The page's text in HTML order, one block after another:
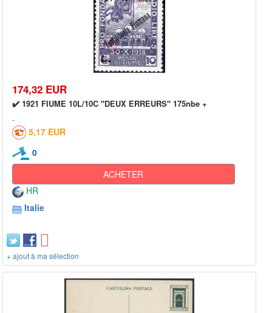
174,32 EUR
✔️ 1921 FIUME 10L/10C "DEUX ERREURS" 175nbe +
5,17 EUR
0
ACHETER
HR
Italie
+ ajout à ma sélection